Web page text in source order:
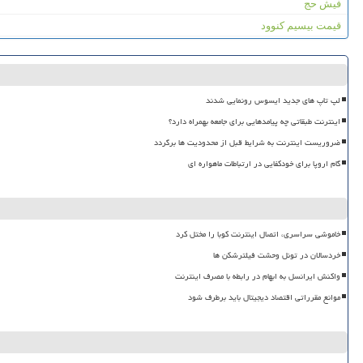
فیش حج
قیمت بیسیم کنوود
لپ تاپ های جدید ایسوس رونمایی شدند
اینترنت طبقاتی چه پیامدهایی برای جامعه بهمراه دارد؟
ضروریست اینترنت به شرایط قبل از محدودیت ها برگردد
گام اروپا برای خودکفایی در ارتباطات ماهواره ای
خاموشی سراسری، اتصال اینترنت کوبا را مختل کرد
خردسالان در تونل وحشت فیلترشکن ها
واکنش ایرانسل به ابهام در رابطه با مصرف اینترنت
موانع مقرراتی اقتصاد دیجیتال باید برطرف شود